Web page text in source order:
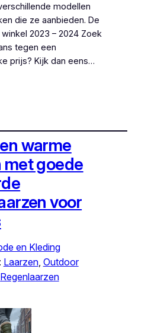
modellen
die ze aanbieden. De
2023 – 2024 Zoek
tegen een
prijs? Kijk dan eens…
warme
met goede
voor
en Kleding
Laarzen, Outdoor
Regenlaarzen